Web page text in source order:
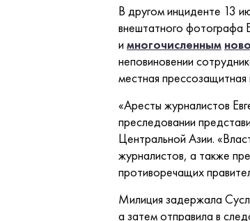
В другом инциденте 13
внештатного фотографа
и многочисленным
неповиновении
местная прессозащитная
«Аресты журналистов
преследовании
Центральной Азии.
журналистов, а также
противоречащих
Милиция задержала
а затем отправила в